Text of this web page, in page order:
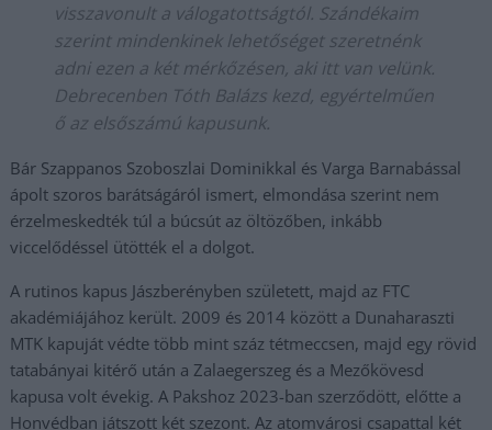
visszavonult a válogatottságtól. Szándékaim
szerint mindenkinek lehetőséget szeretnénk
adni ezen a két mérkőzésen, aki itt van velünk.
Debrecenben Tóth Balázs kezd, egyértelműen
ő az elsőszámú kapusunk.
Bár Szappanos Szoboszlai Dominikkal és Varga Barnabással
ápolt szoros barátságáról ismert, elmondása szerint nem
érzelmeskedték túl a búcsút az öltözőben, inkább
viccelődéssel ütötték el a dolgot.
A rutinos kapus Jászberényben született, majd az FTC
akadémiájához került. 2009 és 2014 között a Dunaharaszti
MTK kapuját védte több mint száz tétmeccsen, majd egy rövid
tatabányai kitérő után a Zalaegerszeg és a Mezőkövesd
kapusa volt évekig. A Pakshoz 2023-ban szerződött, előtte a
Honvédban játszott két szezont. Az atomvárosi csapattal két